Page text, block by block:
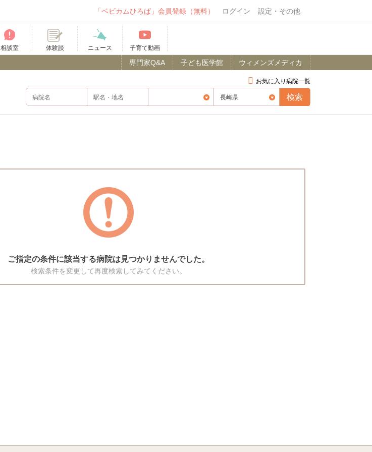
「ベビカムひろば」会員登録（無料） ログイン 設定・その他
相談室 体験談 ニュース 子育て動画
ウィメンズメディカ
子ども医学館
専門家Q&A
お気に入り病院一覧
ご指定の条件に該当する病院は見つかりませんでした。
検索条件を変更して再度検索してみてください。